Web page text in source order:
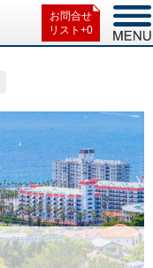
お問合せ
リスト+0